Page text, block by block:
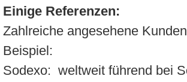
Einige Referenzen:
Zahlreiche angesehene
Beispiel:
Sodexo: weltweit führend bei